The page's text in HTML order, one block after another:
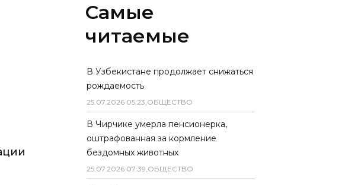
Самые
читаемые
В Узбекистане продолжает снижаться
рождаемость
25.07.2026 05:23,ОБЩЕСТВО
В Чирчике умерла пенсионерка,
оштрафованная за кормление
бездомных животных
25.07.2026 07:39,ОБЩЕСТВО